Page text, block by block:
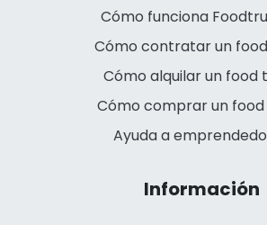
Cómo funciona
Cómo contratar un
Cómo alquilar un food
Cómo comprar un
Ayuda a
Información